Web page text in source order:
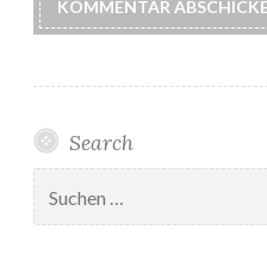
Search
nach: